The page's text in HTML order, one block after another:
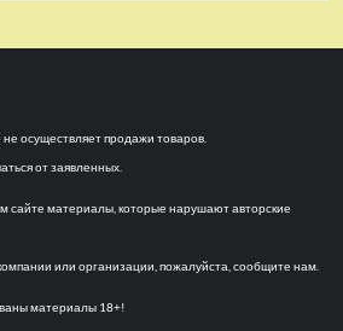
осуществляет продажи товаров.
от заявленных.
материалы, которые нарушают авторские
или организации, пожалуйста, сообщите нам.
материалы 18+!